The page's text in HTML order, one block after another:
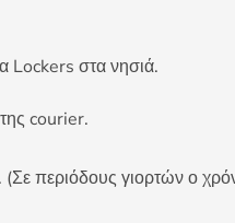
Lockers στα νησιά.
courier.
περιόδους γιορτών ο